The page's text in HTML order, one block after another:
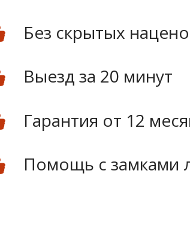
Без скрытых
Выезд за 20 минут
Гарантия от 12
Помощь с замками